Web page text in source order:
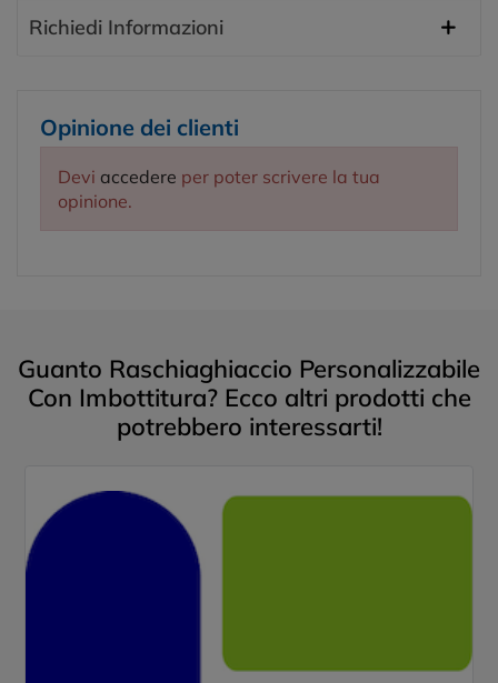
Richiedi Informazioni
Opinione dei clienti
Devi accedere per poter scrivere la tua
opinione.
Guanto Raschiaghiaccio Personalizzabile
Con Imbottitura? Ecco altri prodotti che
potrebbero interessarti!